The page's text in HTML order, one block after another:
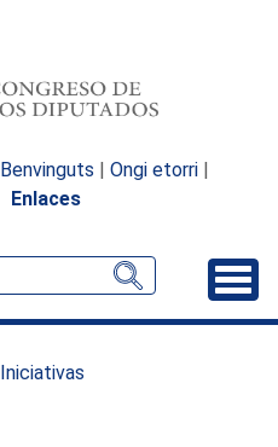
Benvinguts | Ongi etorri |
Enlaces
Iniciativas